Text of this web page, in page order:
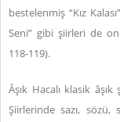
bestelenmiş “Kız
Seni” gibi şiirleri de
118-119).
Âşık Hacalı klasik
Şiirlerinde sazı, sözü,